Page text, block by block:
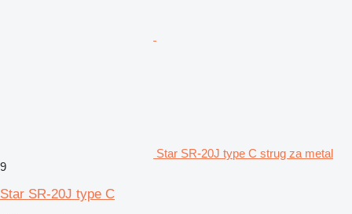
Star SR-20J type C strug za metal
9
Star SR-20J type C